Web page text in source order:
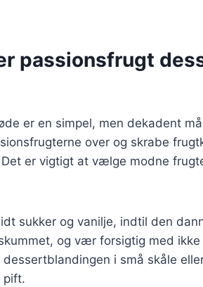
passionsfrugt
er en simpel, men dekadent
over og skrabe
er vigtigt at vælge modne
sukker og vanilje, indtil den
og vær forsigtig med
i små skåle
pift.